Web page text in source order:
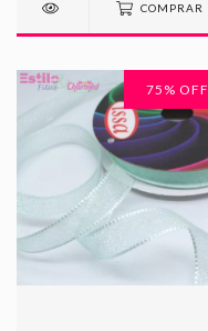
COMPRAR
75 % OFF